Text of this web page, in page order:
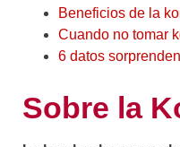
Beneficios de la
Cuando no tomar
6 datos
Sobre la